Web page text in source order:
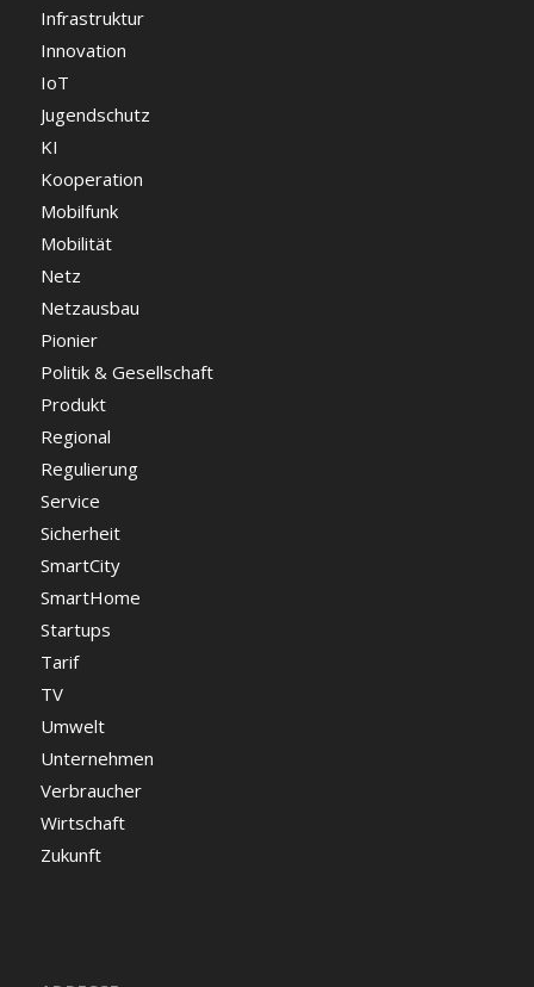
Infrastruktur
Innovation
IoT
Jugendschutz
KI
Kooperation
Mobilfunk
Mobilität
Netz
Netzausbau
Pionier
Politik & Gesellschaft
Produkt
Regional
Regulierung
Service
Sicherheit
SmartCity
SmartHome
Startups
Tarif
TV
Umwelt
Unternehmen
Verbraucher
Wirtschaft
Zukunft